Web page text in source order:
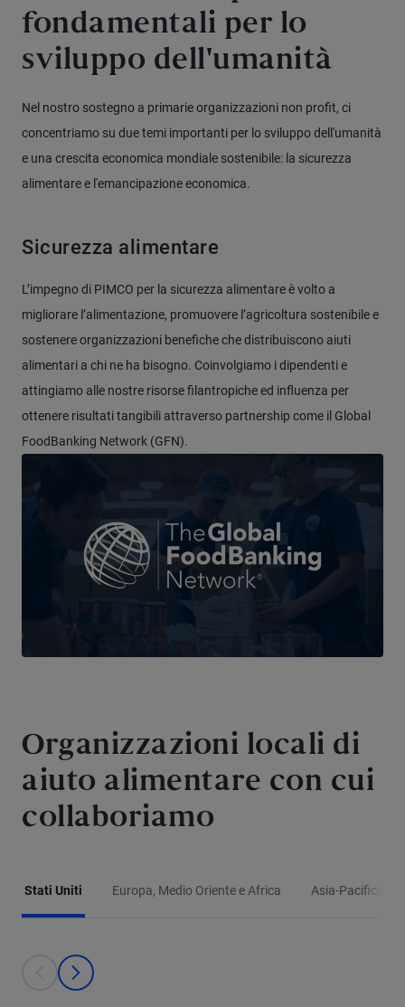
fondamentali per lo
sviluppo dell'umanità
Nel nostro sostegno a primarie organizzazioni non profit, ci
concentriamo su due temi importanti per lo sviluppo dell'umanità
e una crescita economica mondiale sostenibile: la sicurezza
alimentare e l'emancipazione economica.
Sicurezza alimentare
L’impegno di PIMCO per la sicurezza alimentare è volto a
migliorare l’alimentazione, promuovere l’agricoltura sostenibile e
sostenere organizzazioni benefiche che distribuiscono aiuti
alimentari a chi ne ha bisogno. Coinvolgiamo i dipendenti e
attingiamo alle nostre risorse filantropiche ed influenza per
ottenere risultati tangibili attraverso partnership come il Global
FoodBanking Network (GFN).
Organizzazioni locali di
aiuto alimentare con cui
collaboriamo
Stati Uniti Europa, Medio Oriente e Africa Asia-Pacifico
This is a carousel with individual cards. Use the previous and next
prev
next